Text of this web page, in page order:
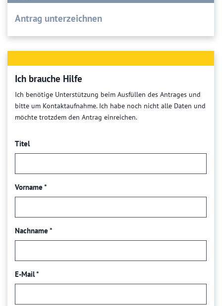
Antrag unterzeichnen
Ich brauche Hilfe
Ich benötige Unterstützung beim Ausfüllen des Antrages und
bitte um Kontaktaufnahme. Ich habe noch nicht alle Daten und
möchte trotzdem den Antrag einreichen.
Titel
Vorname *
Nachname *
E-Mail*